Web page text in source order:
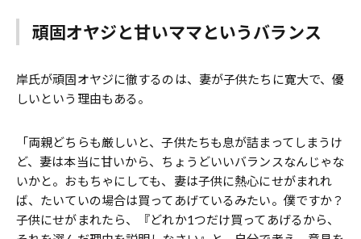
頑固オヤジと甘いママというバランス
岸氏が頑固オヤジに徹するのは、妻が子供たちに寛大で、優
しいという理由もある。
「両親どちらも厳しいと、子供たちも息が詰まってしまうけ
ど、妻は本当に甘いから、ちょうどいいバランスなんじゃな
いかと。おもちゃにしても、妻は子供に熱心にせがまれれ
ば、たいていの場合は買ってあげているみたい。僕ですか？
子供にせがまれたら、『どれか1つだけ買ってあげるから、